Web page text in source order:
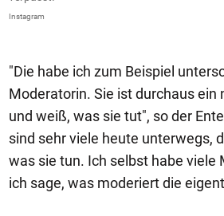
Instagram
"Die habe ich zum Beispiel
Moderatorin. Sie ist durchaus ein
und weiß, was sie tut", so der
sind sehr viele heute unterwegs,
was sie tun. Ich selbst habe viele
ich sage, was moderiert die